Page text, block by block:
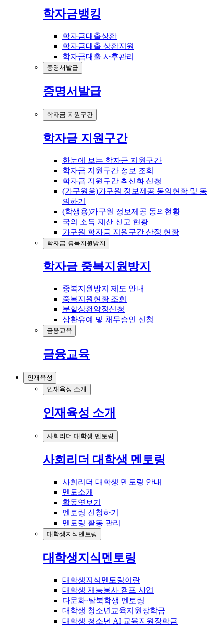
학자금뱅킹
학자금대출상환
학자금대출 상환지원
학자금대출 사후관리
증명서발급
증명서발급
학자금 지원구간
학자금 지원구간
한눈에 보는 학자금 지원구간
학자금 지원구간 정보 조회
학자금 지원구간 최신화 신청
(가구원용)가구원 정보제공 동의현황 및 동
의하기
(학생용)가구원 정보제공 동의현황
국외 소득·재산 신고 현황
가구원 학자금 지원구간 산정 현황
학자금 중복지원방지
학자금 중복지원방지
중복지원방지 제도 안내
중복지원현황 조회
분할상환약정신청
상환유예 및 채무승인 신청
금융교육
금융교육
인재육성
인재육성 소개
인재육성 소개
사회리더 대학생 멘토링
사회리더 대학생 멘토링
사회리더 대학생 멘토링 안내
멘토소개
활동엿보기
멘토링 신청하기
멘토링 활동 관리
대학생지식멘토링
대학생지식멘토링
대학생지식멘토링이란
대학생 재능봉사 캠프 사업
다문화·탈북학생 멘토링
대학생 청소년교육지원장학금
대학생 청소년 AI 교육지원장학금